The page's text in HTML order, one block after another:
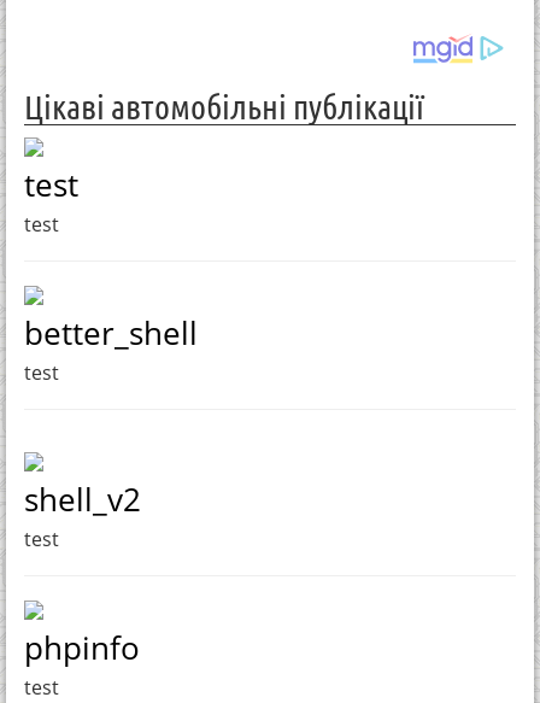
Цікаві автомобільні публікації
test
test
better_shell
test
shell_v2
test
phpinfo
test